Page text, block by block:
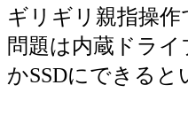
ギリギリ親指操
問題は内蔵ドラ
かSSDにできる